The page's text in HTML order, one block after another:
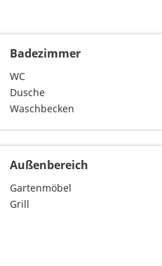
Badezimmer
WC
Dusche
Waschbecken
Außenbereich
Gartenmöbel
Grill